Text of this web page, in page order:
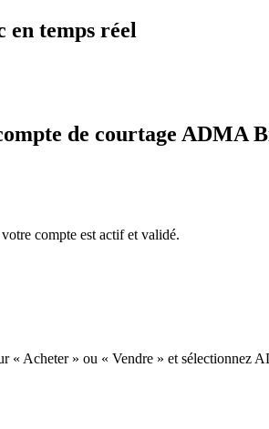
temps réel
de courtage ADMA
compte est actif et validé.
« Acheter » ou « Vendre » et